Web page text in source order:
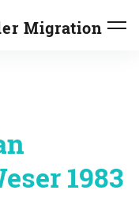
Migration
1983